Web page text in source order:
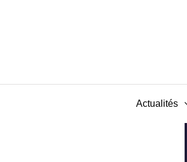
Actualités